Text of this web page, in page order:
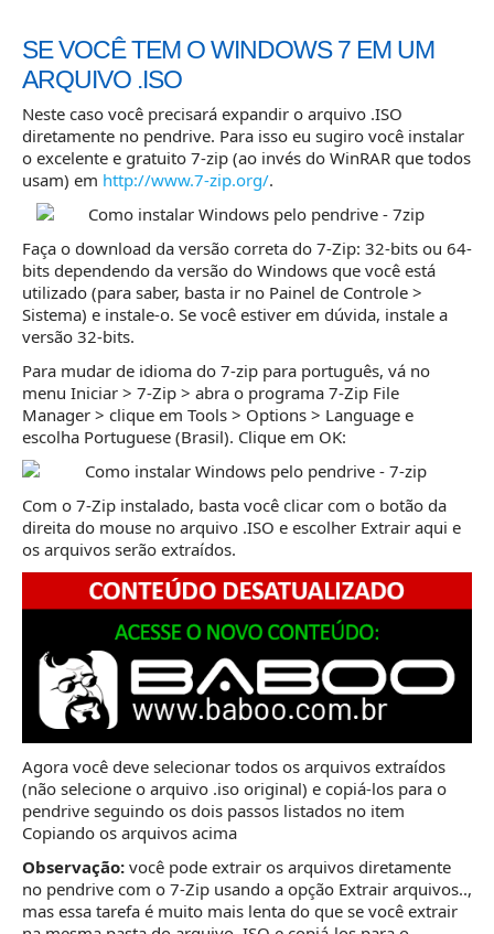
SE VOCÊ TEM O WINDOWS 7 EM UM
ARQUIVO .ISO
Neste caso você precisará expandir o arquivo .ISO
diretamente no pendrive. Para isso eu sugiro você instalar
o excelente e gratuito 7-zip (ao invés do WinRAR que todos
usam) em http://www.7-zip.org/.
Faça o download da versão correta do 7-Zip: 32-bits ou 64-
bits dependendo da versão do Windows que você está
utilizado (para saber, basta ir no Painel de Controle >
Sistema) e instale-o. Se você estiver em dúvida, instale a
versão 32-bits.
Para mudar de idioma do 7-zip para português, vá no
menu Iniciar > 7-Zip > abra o programa 7-Zip File
Manager > clique em Tools > Options > Language e
escolha Portuguese (Brasil). Clique em OK:
Com o 7-Zip instalado, basta você clicar com o botão da
direita do mouse no arquivo .ISO e escolher Extrair aqui e
os arquivos serão extraídos.
Agora você deve selecionar todos os arquivos extraídos
(não selecione o arquivo .iso original) e copiá-los para o
pendrive seguindo os dois passos listados no item
Copiando os arquivos acima
Observação: você pode extrair os arquivos diretamente
no pendrive com o 7-Zip usando a opção Extrair arquivos..,
mas essa tarefa é muito mais lenta do que se você extrair